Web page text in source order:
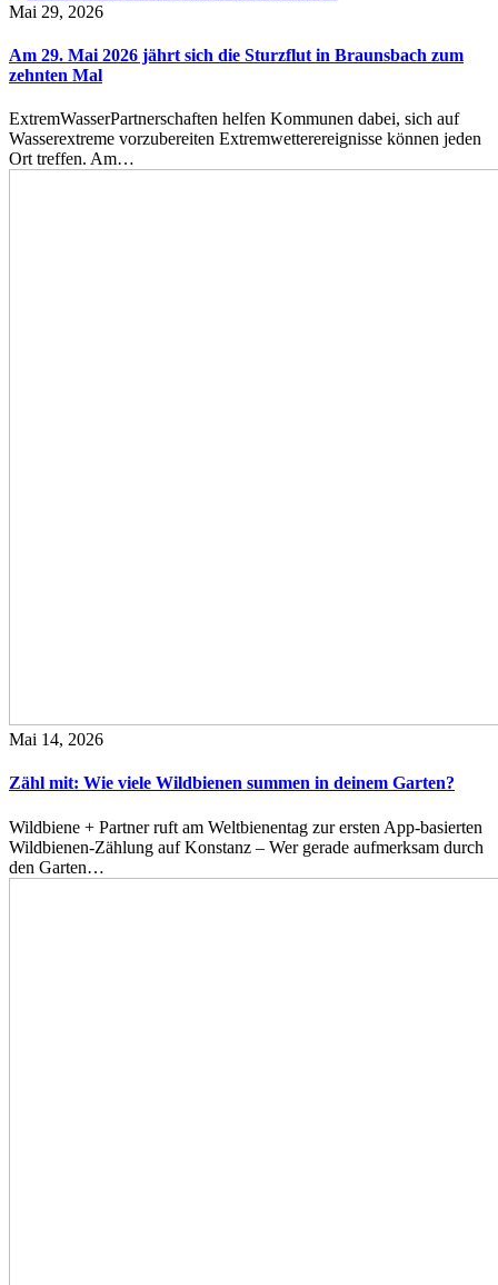
Mai 29, 2026
Am 29. Mai 2026 jährt sich die Sturzflut in Braunsbach zum
zehnten Mal
ExtremWasserPartnerschaften helfen Kommunen dabei, sich auf
Wasserextreme vorzubereiten Extremwetterereignisse können jeden
Ort treffen. Am…
Mai 14, 2026
Zähl mit: Wie viele Wildbienen summen in deinem Garten?
Wildbiene + Partner ruft am Weltbienentag zur ersten App-basierten
Wildbienen-Zählung auf Konstanz – Wer gerade aufmerksam durch
den Garten…